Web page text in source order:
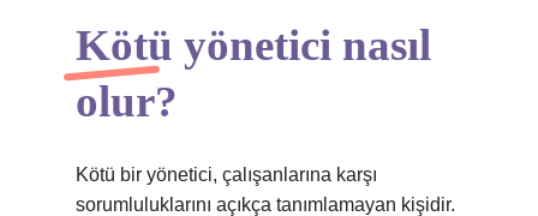
Kötü yönetici nasıl
olur?
Kötü bir yönetici, çalışanlarına karşı
sorumluluklarını açıkça tanımlamayan kişidir.